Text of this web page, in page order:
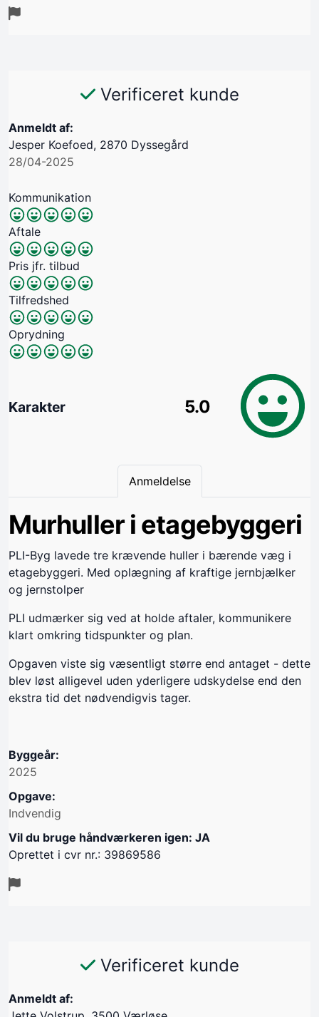
Verificeret kunde
Anmeldt af:
Jesper Koefoed, 2870 Dyssegård
28/04-2025
Kommunikation
Aftale
Pris jfr. tilbud
Tilfredshed
Oprydning
Karakter 5.0
Anmeldelse
Murhuller i etagebyggeri
PLI-Byg lavede tre krævende huller i bærende væg i
etagebyggeri. Med oplægning af kraftige jernbjælker
og jernstolper
PLI udmærker sig ved at holde aftaler, kommunikere
klart omkring tidspunkter og plan.
Opgaven viste sig væsentligt større end antaget - dette
blev løst alligevel uden yderligere udskydelse end den
ekstra tid det nødvendigvis tager.
Byggeår:
2025
Opgave:
Indvendig
Vil du bruge håndværkeren igen: JA
Oprettet i cvr nr.: 39869586
Verificeret kunde
Anmeldt af: